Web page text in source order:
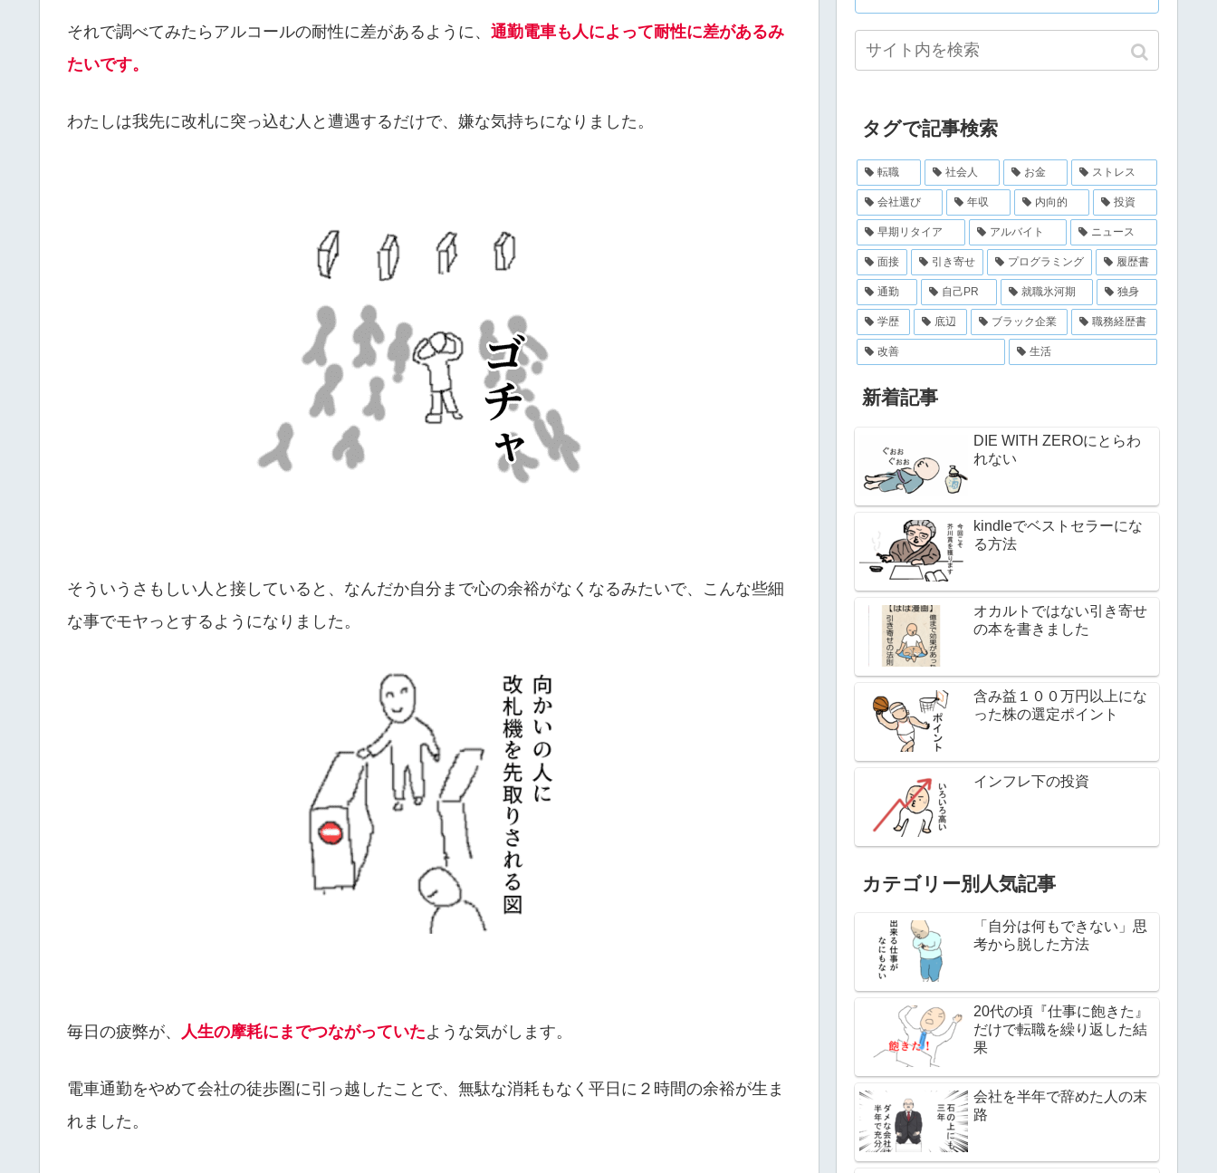
それで調べてみたらアルコールの耐性に差があるように、 通勤電車も人によって耐性に差があるみ
たいです。
わたしは我先に改札に突っ込む人と遭遇するだけで、嫌な気持ちになりました。
そういうさもしい人と接していると、なんだか自分まで心の余裕がなくなるみたいで、こんな些細
な事でモヤっとするようになりました。
毎日の疲弊が、 人生の摩耗にまでつながっていたような気がします。
電車通勤をやめて会社の徒歩圏に引っ越したことで、無駄な消耗もなく平日に２時間の余裕が生ま
れました。
タグで記事検索
転職 社会人 お金 ストレス
会社選び 年収 内向的 投資
早期リタイア アルバイト ニュース
面接 引き寄せ プログラミング 履歴書
通勤 自己PR 就職氷河期 独身
学歴 底辺 ブラック企業 職務経歴書
改善 生活
新着記事
DIE WITH ZEROにとらわ
れない
kindleでベストセラーにな
る方法
オカルトではない引き寄せ
の本を書きました
含み益１００万円以上にな
った株の選定ポイント
インフレ下の投資
カテゴリー別人気記事
「自分は何もできない」思
考から脱した方法
20代の頃『仕事に飽きた』
だけで転職を繰り返した結
果
会社を半年で辞めた人の末
路